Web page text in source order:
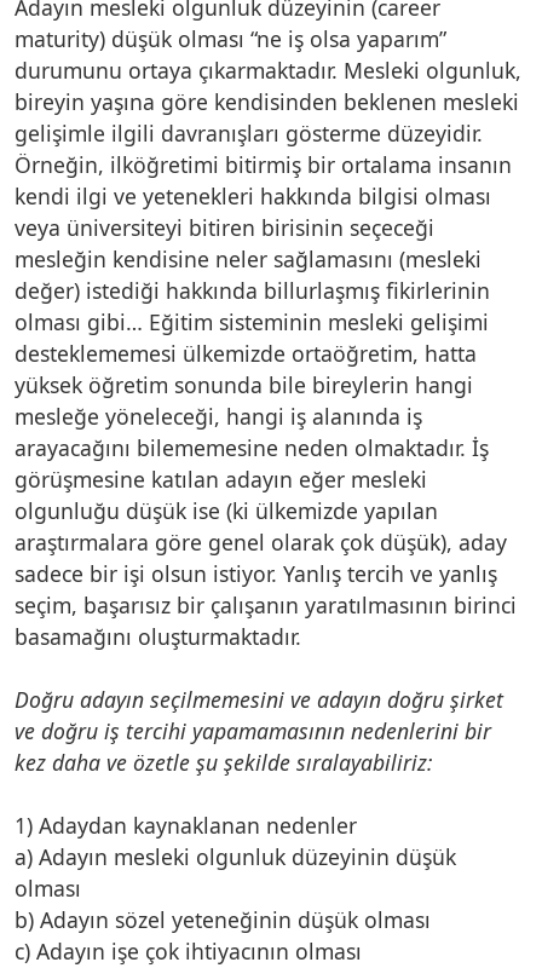
Adayın mesleki olgunluk düzeyinin (career
maturity) düşük olması “ne iş olsa yaparım”
durumunu ortaya çıkarmaktadır. Mesleki olgunluk,
bireyin yaşına göre kendisinden beklenen mesleki
gelişimle ilgili davranışları gösterme düzeyidir.
Örneğin, ilköğretimi bitirmiş bir ortalama insanın
kendi ilgi ve yetenekleri hakkında bilgisi olması
veya üniversiteyi bitiren birisinin seçeceği
mesleğin kendisine neler sağlamasını (mesleki
değer) istediği hakkında billurlaşmış fikirlerinin
olması gibi… Eğitim sisteminin mesleki gelişimi
desteklememesi ülkemizde ortaöğretim, hatta
yüksek öğretim sonunda bile bireylerin hangi
mesleğe yöneleceği, hangi iş alanında iş
arayacağını bilememesine neden olmaktadır. İş
görüşmesine katılan adayın eğer mesleki
olgunluğu düşük ise (ki ülkemizde yapılan
araştırmalara göre genel olarak çok düşük), aday
sadece bir işi olsun istiyor. Yanlış tercih ve yanlış
seçim, başarısız bir çalışanın yaratılmasının birinci
basamağını oluşturmaktadır.
Doğru adayın seçilmemesini ve adayın doğru şirket
ve doğru iş tercihi yapamamasının nedenlerini bir
kez daha ve özetle şu şekilde sıralayabiliriz:
1) Adaydan kaynaklanan nedenler
a) Adayın mesleki olgunluk düzeyinin düşük
olması
b) Adayın sözel yeteneğinin düşük olması
c) Adayın işe çok ihtiyacının olması